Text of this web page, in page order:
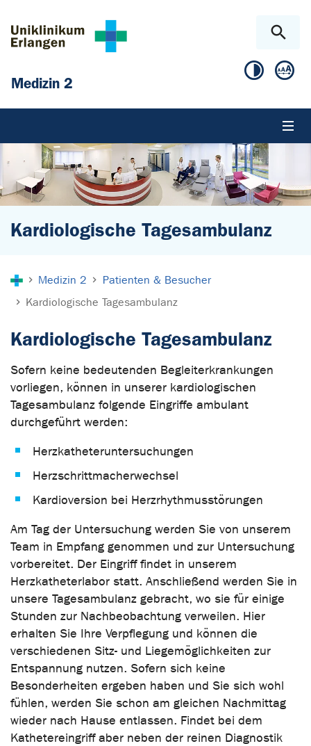
Medizin 2
Kardiologische Tagesambulanz
Medizin 2
Patienten & Besucher
Kardiologische Tagesambulanz
Kardiologische Tagesambulanz
Sofern keine bedeutenden Begleiterkrankungen
vorliegen, können in unserer kardiologischen
Tagesambulanz folgende Eingriffe ambulant
durchgeführt werden:
Herzkatheteruntersuchungen
Herzschrittmacherwechsel
Kardioversion bei Herzrhythmusstörungen
Am Tag der Untersuchung werden Sie von unserem
Team in Empfang genommen und zur Untersuchung
vorbereitet. Der Eingriff findet in unserem
Herzkatheterlabor statt. Anschließend werden Sie in
unsere Tagesambulanz gebracht, wo sie für einige
Stunden zur Nachbeobachtung verweilen. Hier
erhalten Sie Ihre Verpflegung und können die
verschiedenen Sitz- und Liegemöglichkeiten zur
Entspannung nutzen. Sofern sich keine
Besonderheiten ergeben haben und Sie sich wohl
fühlen, werden Sie schon am gleichen Nachmittag
wieder nach Hause entlassen. Findet bei dem
Kathetereingriff aber neben der reinen Diagnostik